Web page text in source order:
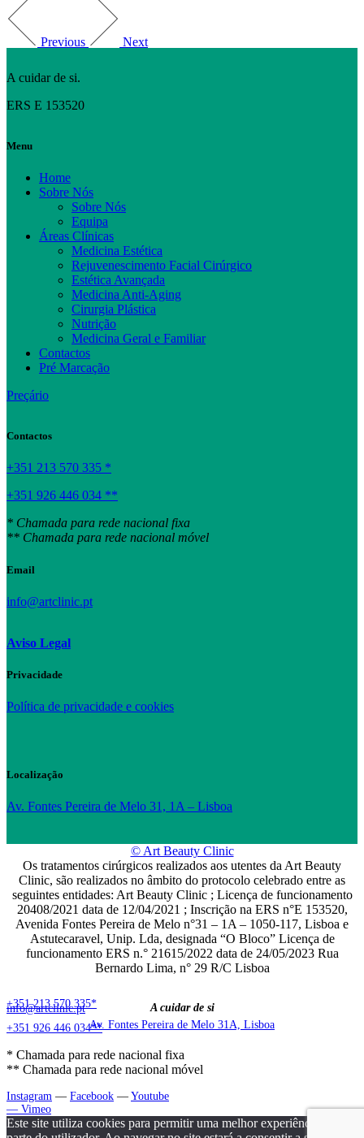
Previous Next
A cuidar de si.
ERS E 153520
Menu
Home
Sobre Nós
Sobre Nós
Equipa
Áreas Clínicas
Medicina Estética
Rejuvenescimento Facial Cirúrgico
Estética Avançada
Medicina Anti-Aging
Cirurgia Plástica
Nutrição
Medicina Geral e Familiar
Contactos
Pré Marcação
Preçário
Contactos
+351 213 570 335 *
+351 926 446 034 **
* Chamada para rede nacional fixa
** Chamada para rede nacional móvel
Email
info@artclinic.pt
Aviso Legal
Privacidade
Política de privacidade e cookies
Localização
Av. Fontes Pereira de Melo 31, 1A – Lisboa
© Art Beauty Clinic
Os tratamentos cirúrgicos realizados aos utentes da Art Beauty
Clinic, são realizados no âmbito do protocolo celebrado entre as
seguintes entidades: Art Beauty Clinic ; Licença de funcionamento
20408/2021 data de 12/04/2021 ; Inscrição na ERS n°E 153520,
Avenida Fontes Pereira de Melo n°31 – 1A – 1050-117, Lisboa e
Astutecaravel, Unip. Lda, designada “O Bloco” Licença de
funcionamento ERS n.° 21615/2022 data de 24/05/2023 Rua
Bernardo Lima, n° 29 R/C Lisboa
A cuidar de si
Av. Fontes Pereira de Melo 31A, Lisboa
info@artclinic.pt
+351 213 570 335*
+351 926 446 034**
* Chamada para rede nacional fixa
** Chamada para rede nacional móvel
Instagram — Facebook — Youtube
— Vimeo
Este site utiliza cookies para permitir uma melhor experiência por